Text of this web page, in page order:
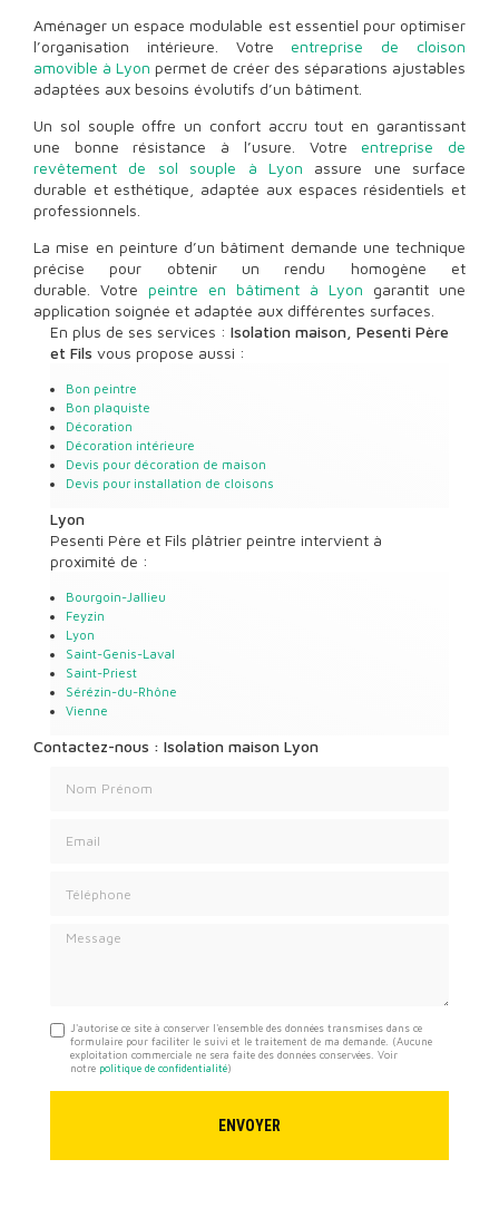
Aménager un espace modulable est essentiel pour optimiser
l’organisation intérieure. Votre entreprise de cloison
amovible à Lyon permet de créer des séparations ajustables
adaptées aux besoins évolutifs d’un bâtiment.
Un sol souple offre un confort accru tout en garantissant
une bonne résistance à l’usure. Votre entreprise de
revêtement de sol souple à Lyon assure une surface
durable et esthétique, adaptée aux espaces résidentiels et
professionnels.
La mise en peinture d’un bâtiment demande une technique
précise pour obtenir un rendu homogène et
durable. Votre peintre en bâtiment à Lyon garantit une
application soignée et adaptée aux différentes surfaces.
En plus de ses services : Isolation maison, Pesenti Père
et Fils vous propose aussi :
Bon peintre
Bon plaquiste
Décoration
Décoration intérieure
Devis pour décoration de maison
Devis pour installation de cloisons
Lyon
Pesenti Père et Fils plâtrier peintre intervient à
proximité de :
Bourgoin-Jallieu
Feyzin
Lyon
Saint-Genis-Laval
Saint-Priest
Sérézin-du-Rhône
Vienne
Contactez-nous : Isolation maison Lyon
Message
J'autorise ce site à conserver l'ensemble des données transmises dans ce
formulaire pour faciliter le suivi et le traitement de ma demande. (Aucune
exploitation commerciale ne sera faite des données conservées. Voir
notre politique de confidentialité)